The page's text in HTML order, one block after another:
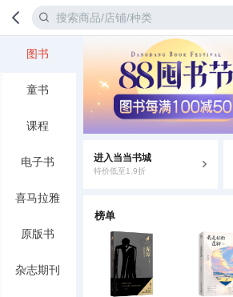
值得买
图书
童书
课程
电子书
喜马拉雅
原版书
杂志期刊
进入当当书城
特价低至1.9折
榜单